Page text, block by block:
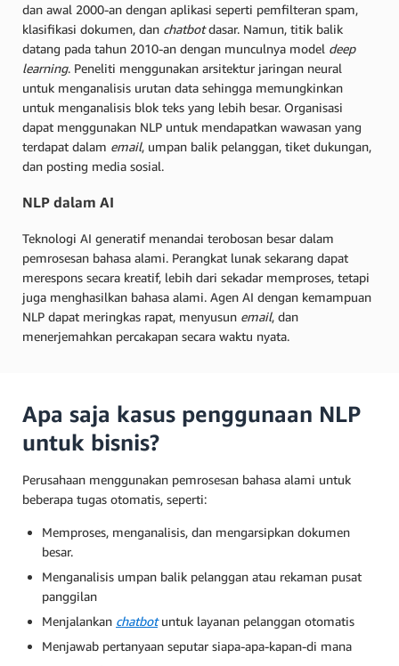
dan awal 2000-an dengan aplikasi seperti pemfilteran spam,
klasifikasi dokumen, dan chatbotdasar. Namun, titik balik
datang pada tahun 2010-an dengan munculnya model deep
learning. Peneliti menggunakan arsitektur jaringan neural
untuk menganalisis urutan data sehingga memungkinkan
untuk menganalisis blok teks yang lebih besar. Organisasi
dapat menggunakan NLP untuk mendapatkan wawasan yang
terdapat dalam email, umpan balik pelanggan, tiket dukungan,
dan posting media sosial.
NLP dalam AI
Teknologi AI generatif menandai terobosan besar dalam
pemrosesan bahasa alami. Perangkat lunak sekarang dapat
merespons secara kreatif, lebih dari sekadar memproses, tetapi
juga menghasilkan bahasa alami. Agen AI dengan kemampuan
NLP dapat meringkas rapat, menyusun email, dan
menerjemahkan percakapan secara waktu nyata.
Apa saja kasus penggunaan NLP
untuk bisnis?
Perusahaan menggunakan pemrosesan bahasa alami untuk
beberapa tugas otomatis, seperti:
Memproses, menganalisis, dan mengarsipkan dokumen
besar.
Menganalisis umpan balik pelanggan atau rekaman pusat
panggilan
Menjalankan chatbotuntuk layanan pelanggan otomatis
Menjawab pertanyaan seputar siapa-apa-kapan-di mana